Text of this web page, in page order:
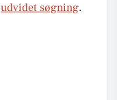
udvidet søgning.